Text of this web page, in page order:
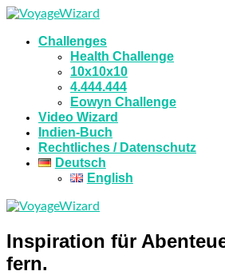
Challenges
Health Challenge
10x10x10
4.444.444
Eowyn Challenge
Video Wizard
Indien-Buch
Rechtliches / Datenschutz
Deutsch
English
Inspiration für
fern.